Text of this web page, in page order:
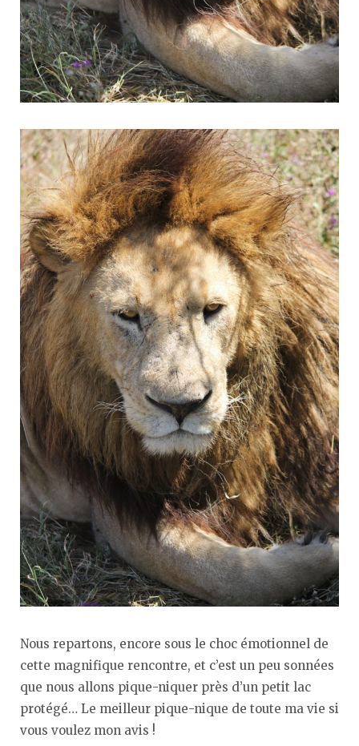
Nous repartons, encore sous le choc émotionnel de
cette magnifique rencontre, et c’est un peu sonnées
que nous allons pique-niquer près d’un petit lac
protégé… Le meilleur pique-nique de toute ma vie si
vous voulez mon avis !